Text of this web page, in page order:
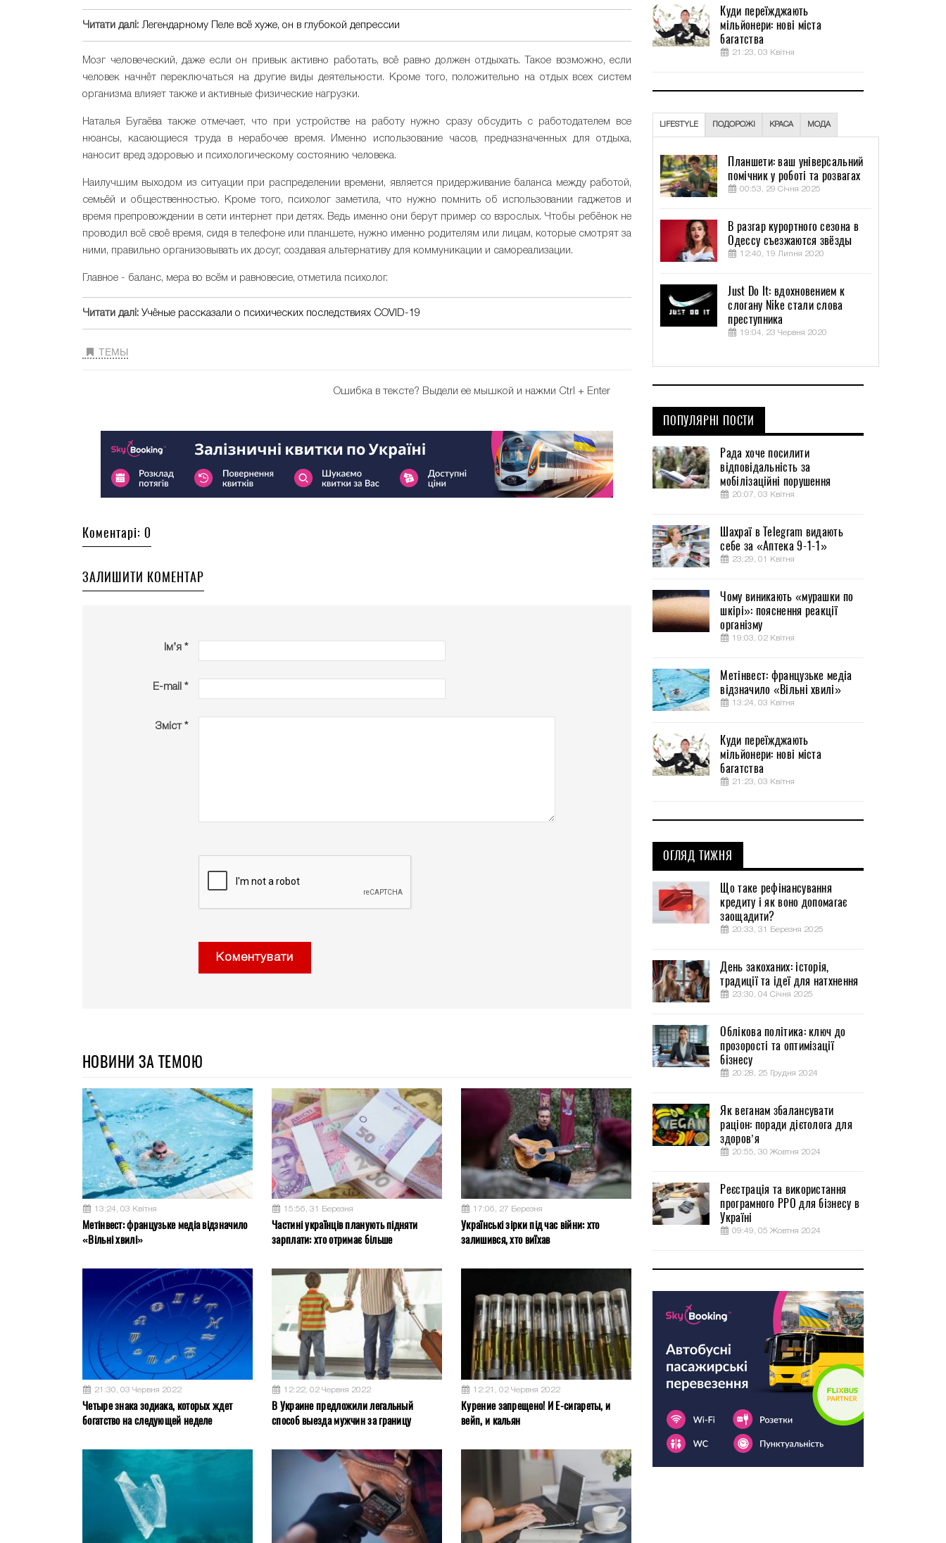
Читати далі: Легендарному Пеле всё хуже, он в глубокой депрессии
Мозг человеческий, даже если он привык активно работать, всё равно должен отдыхать. Такое возможно, если
человек начнёт переключаться на другие виды деятельности. Кроме того, положительно на отдых всех систем
организма влияет также и активные физические нагрузки.
Наталья Бугаёва также отмечает, что при устройстве на работу нужно сразу обсудить с работодателем все
нюансы, касающиеся труда в нерабочее время. Именно использование часов, предназначенных для отдыха,
наносит вред здоровью и психологическому состоянию человека.
Наилучшим выходом из ситуации при распределении времени, является придерживание баланса между работой,
семьёй и общественностью. Кроме того, психолог заметила, что нужно помнить об использовании гаджетов и
время препровождении в сети интернет при детях. Ведь именно они берут пример со взрослых. Чтобы ребёнок не
проводил всё своё время, сидя в телефоне или планшете, нужно именно родителям или лицам, которые смотрят за
ними, правильно организовывать их досуг, создавая альтернативу для коммуникации и самореализации.
Главное - баланс, мера во всём и равновесие, отметила психолог.
Читати далі: Учёные рассказали о психических последствиях COVID-19
ТЕМЫ
Ошибка в тексте? Выдели ее мышкой и нажми Ctrl + Enter
Коментарі: 0
ЗАЛИШИТИ КОМЕНТАР
Ім’я *
E-mail *
Зміст *
Коментувати
НОВИНИ ЗА ТЕМОЮ
13:24, 03 Квітня
Метінвест: французьке медіа відзначило
«Вільні хвилі»
15:56, 31 Березня
Частині українців планують підняти
зарплати: хто отримає більше
17:06, 27 Березня
Українські зірки під час війни: хто
залишився, хто виїхав
21:30, 03 Червня 2022
Четыре знака зодиака, которых ждет
богатство на следующей неделе
12:22, 02 Червня 2022
В Украине предложили легальный
способ выезда мужчин за границу
12:21, 02 Червня 2022
Курение запрещено! И Е-сигареты, и
вейп, и кальян
Куди переїжджають
мільйонери: нові міста
багатства
21:23, 03 Квітня
LIFESTYLE ПОДОРОЖІ КРАСА МОДА
Планшети: ваш універсальний
помічник у роботі та розвагах
00:53, 29 Січня 2025
В разгар курортного сезона в
Одессу съезжаются звёзды
12:40, 19 Липня 2020
Just Do It: вдохновением к
слогану Nike стали слова
преступника
19:04, 23 Червня 2020
ПОПУЛЯРНІ ПОСТИ
Рада хоче посилити
відповідальність за
мобілізаційні порушення
20:07, 03 Квітня
Шахраї в Telegram видають
себе за «Аптека 9-1-1»
23:29, 01 Квітня
Чому виникають «мурашки по
шкірі»: пояснення реакції
організму
19:03, 02 Квітня
Метінвест: французьке медіа
відзначило «Вільні хвилі»
13:24, 03 Квітня
Куди переїжджають
мільйонери: нові міста
багатства
21:23, 03 Квітня
ОГЛЯД ТИЖНЯ
Що таке рефінансування
кредиту і як воно допомагає
заощадити?
20:33, 31 Березня 2025
День закоханих: історія,
традиції та ідеї для натхнення
23:30, 04 Січня 2025
Облікова політика: ключ до
прозорості та оптимізації
бізнесу
20:28, 25 Грудня 2024
Як веганам збалансувати
раціон: поради дієтолога для
здоров’я
20:55, 30 Жовтня 2024
Реєстрація та використання
програмного РРО для бізнесу в
Україні
09:49, 05 Жовтня 2024